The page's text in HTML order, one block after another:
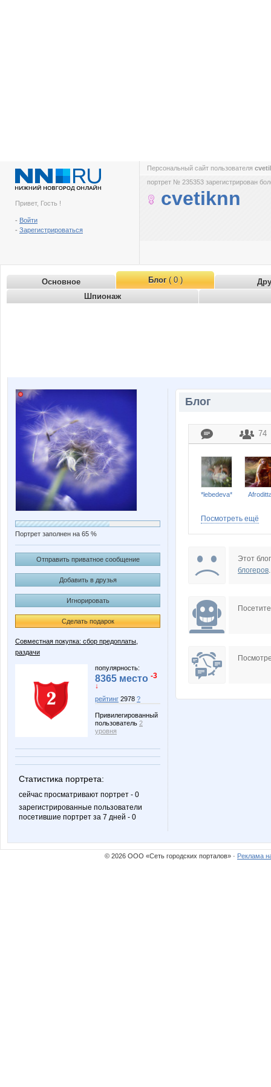
Привет, Гость !
- Войти
- Зарегистрироваться
Персональный сайт пользователя
портрет № 235353 зарегистрирован
cvetiknn
Основное Блог( 0 )
Шпионаж
Портрет заполнен на 65 %
Отправить приватное сообщение
Добавить в друзья
Игнорировать
Сделать подарок
Совместная покупка: сбор предоплаты,
раздачи
популярность:
8365 место -3
↓
рейтинг 2978 ?
Привилегированный
пользователь 2
уровня
Статистика портрета:
сейчас просматривают портрет - 0
зарегистрированные пользователи
посетившие портрет за 7 дней - 0
Блог
74
*lebedeva*
Olgs
Посмотреть ещё
Этот
блогеров.
© 2026 ООО «Сеть городских порталов» · Реклама